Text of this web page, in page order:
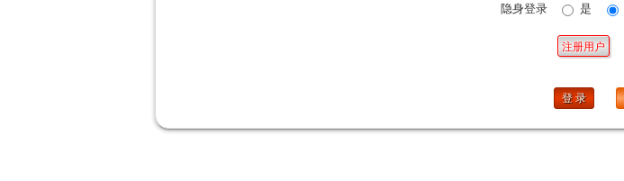
隐身登录 是